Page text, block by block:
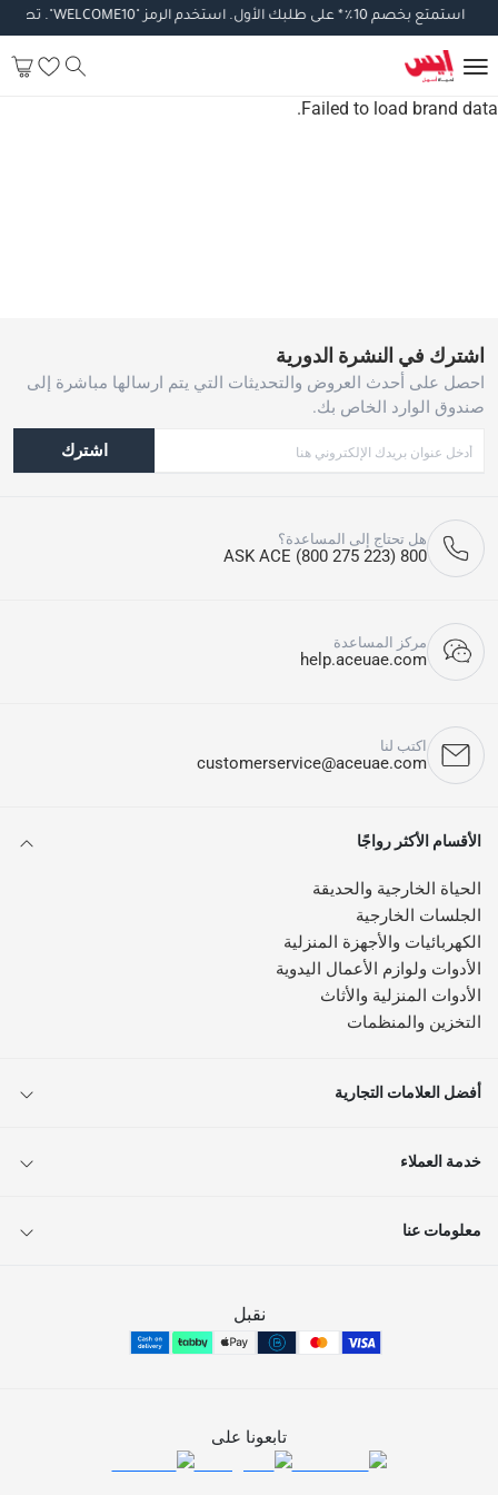
استمتع بخصم10 ٪*على طلبك الأول.استخدم الرمز"WELCOME10". تطبق
Failed to load brand data.
اشترك في النشرة الدورية
احصل على أحدث العروض والتحديثات التي يتم ارسالها مباشرة إلى
صندوق الوارد الخاص بك.
اشترك
هل تحتاج إلى المساعدة؟
800 ASK ACE (800 275 223)
مركز المساعدة
help.aceuae.com
اكتب لنا
customerservice@aceuae.com
الأقسام الأكثر رواجًا
الحياة الخارجية والحديقة
الجلسات الخارجية
الكهربائيات والأجهزة المنزلية
الأدوات ولوازم الأعمال اليدوية
الأدوات المنزلية والأثاث
التخزين والمنظمات
أفضل العلامات التجارية
خدمة العملاء
معلومات عنا
نقبل
تابعونا على